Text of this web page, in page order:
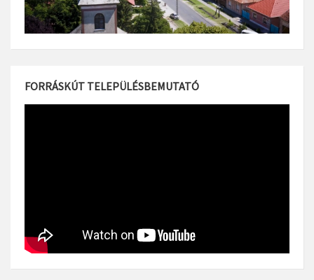
FORRÁSKÚT TELEPÜLÉSBEMUTATÓ